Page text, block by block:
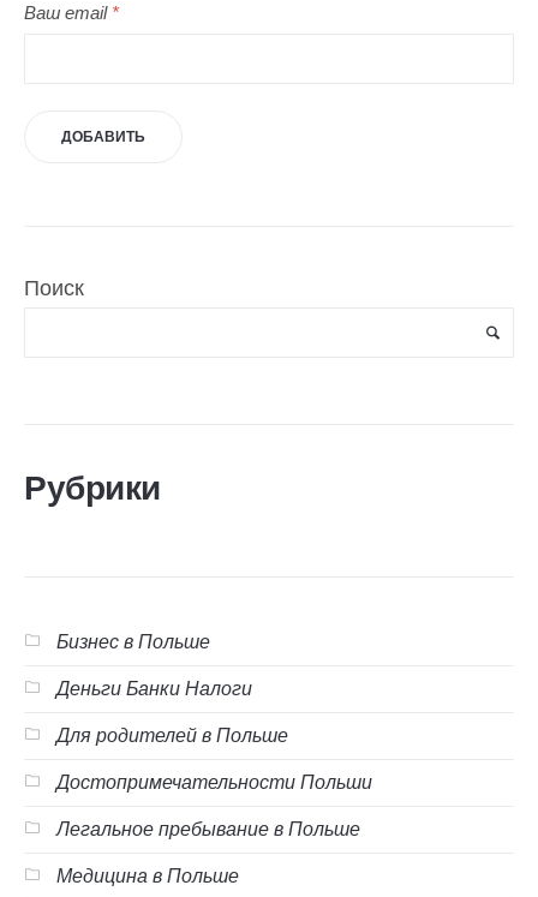
Ваш email *
Поиск
Рубрики
Бизнес в Польше
Деньги Банки Налоги
Для родителей в Польше
Достопримечательности Польши
Легальное пребывание в Польше
Медицина в Польше